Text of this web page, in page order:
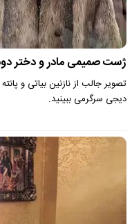
ژست صمیمی مادر و دختر
تصویر جالب از نازنین بیاتی و
دیجی سرگرمی ببینید.